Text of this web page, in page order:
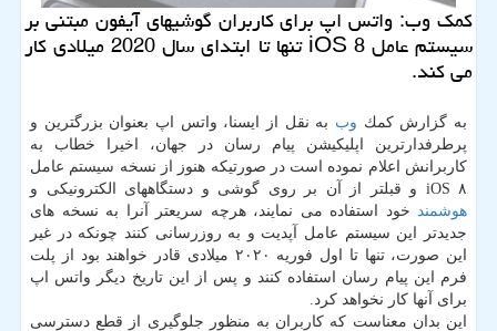
كمك وب: واتس اپ برای كاربران گوشیهای آیفون مبتنی بر
سیستم عامل iOS 8 تنها تا ابتدای سال 2020 میلادی كار
می كند.
به گزارش كمك وب به نقل از ایسنا، واتس اپ بعنوان بزرگترین و
پرطرفدارترین اپلیكیشن پیام رسان در جهان، اخیرا خطاب به
كاربرانش اعلام نموده است در صورتیكه هنوز از نسخه سیستم عامل
iOS ۸ و قبلتر از آن بر روی گوشی و دستگاههای الكترونیكی و
هوشمند خود استفاده می نمایند، هرچه سریعتر آنرا به نسخه های
جدیدتر این سیستم عامل آپدیت و به روزرسانی كنند چونكه در غیر
این صورت، تنها تا اول فوریه ۲۰۲۰ میلادی قادر خواهند بود از پلت
فرم این پیام رسان استفاده كنند و پس از این تاریخ دیگر واتس اپ
برای آنها كار نخواهد كرد.
این بدان معناست كه كاربران به منظور جلوگیری از قطع دسترسی